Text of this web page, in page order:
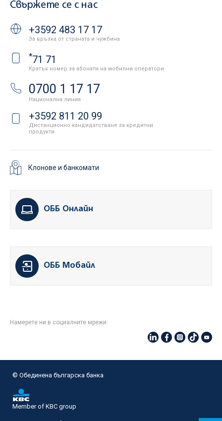
Свържете се с нас
+3592 483 17 17
За връзка от страната и чужбина
*71 71
Кратък номер за абонати на мобилни оператори
0700 1 17 17
Национална линия
+3592 811 20 99
Дистанционно кандидатстване за кредитни
продукти
Клонове и банкомати
ОББ Онлайн
ОББ Мобайл
Намерете ни в социалните мрежи:
© Oбединена българска банка
Member of KBC group